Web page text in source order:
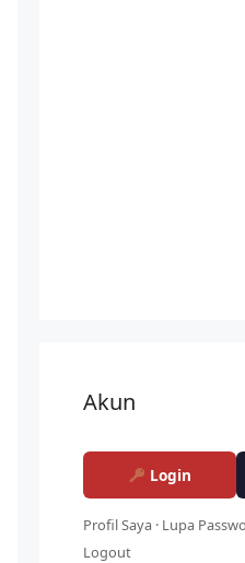
Akun
Login
Profil Saya · Lupa
Logout